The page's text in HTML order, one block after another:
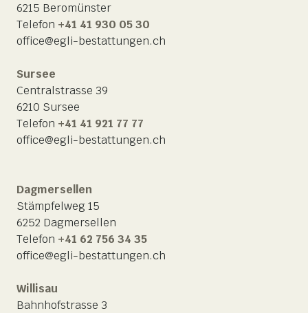
6215 Beromünster
Telefon +41 41 930 05 30
office@egli-bestattungen.ch
Sursee
Centralstrasse 39
6210 Sursee
Telefon +41 41 921 77 77
office@egli-bestattungen.ch
Dagmersellen
Stämpfelweg 15
6252 Dagmersellen
Telefon +41 62 756 34 35
office@egli-bestattungen.ch
Willisau
Bahnhofstrasse 3